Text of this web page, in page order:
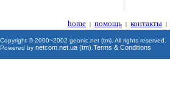
home | помощь | контакты |
Copyright © 2000~2002 geonic.net (tm). All rights reserved.
Powered by netcom.net.ua (tm) Terms & Conditions